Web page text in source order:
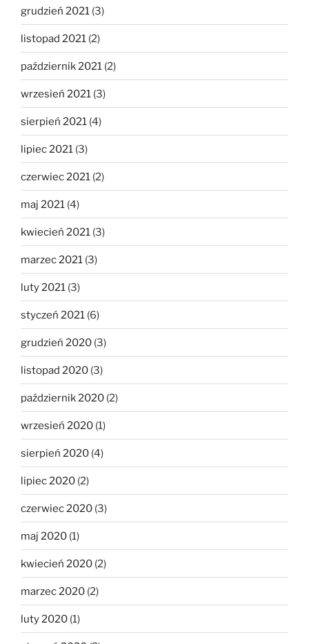
grudzień 2021 (3)
listopad 2021 (2)
październik 2021 (2)
wrzesień 2021 (3)
sierpień 2021 (4)
lipiec 2021 (3)
czerwiec 2021 (2)
maj 2021 (4)
kwiecień 2021 (3)
marzec 2021 (3)
luty 2021 (3)
styczeń 2021 (6)
grudzień 2020 (3)
listopad 2020 (3)
październik 2020 (2)
wrzesień 2020 (1)
sierpień 2020 (4)
lipiec 2020 (2)
czerwiec 2020 (3)
maj 2020 (1)
kwiecień 2020 (2)
marzec 2020 (2)
luty 2020 (1)